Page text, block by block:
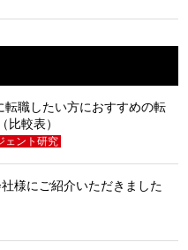
転職したい方におすすめの転
比較表）
ェント研究
様にご紹介いただきました